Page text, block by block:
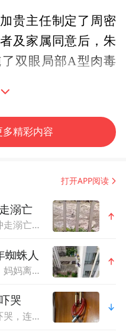
贵主任制定了周密
及家属同意后，朱
双眼局部A型肉毒
精彩内容
打开APP阅读
溺亡
网友称儿子在景区被大水冲走溺亡，质疑泄洪未提前通知，当地回应
蜘蛛人
旅途｜儿子脑瘫爸爸不管，妈妈离婚卖房求医，为赚钱当8年蜘蛛人
哭
租客半夜发现柜中遗像被吓哭，连夜搬离，平台拒退中介费